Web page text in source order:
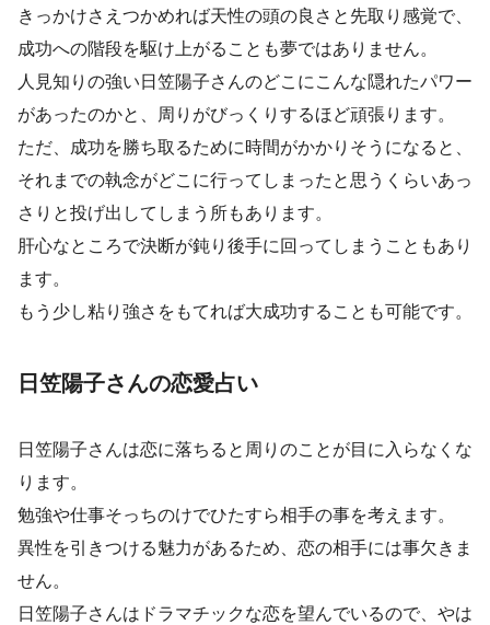
きっかけさえつかめれば天性の頭の良さと先取り感覚で、
成功への階段を駆け上がることも夢ではありません。
人見知りの強い日笠陽子さんのどこにこんな隠れたパワー
があったのかと、周りがびっくりするほど頑張ります。
ただ、成功を勝ち取るために時間がかかりそうになると、
それまでの執念がどこに行ってしまったと思うくらいあっ
さりと投げ出してしまう所もあります。
肝心なところで決断が鈍り後手に回ってしまうこともあり
ます。
もう少し粘り強さをもてれば大成功することも可能です。
日笠陽子さんの恋愛占い
日笠陽子さんは恋に落ちると周りのことが目に入らなくな
ります。
勉強や仕事そっちのけでひたすら相手の事を考えます。
異性を引きつける魅力があるため、恋の相手には事欠きま
せん。
日笠陽子さんはドラマチックな恋を望んでいるので、やは